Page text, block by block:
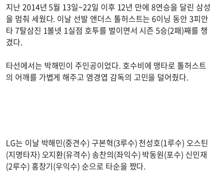
지난 2014년 5월 13일~22일 이후 12년 만에 8연승을 달린 삼성
을 멈춰 세웠다. 이날 선발 앤더스 톨허스트는 6이닝 동안 3피안
타 7탈삼진 1볼넷 1실점 호투를 벌이면서 시즌 5승(2패)째를 챙
겼다.
타선에서는 박해민이 주인공이었다. 호수비에 맹타로 톨허스트
의 어깨를 가볍게 해주고 염경엽 감독의 고민을 덜어줬다.
LG는 이날 박해민(중견수) 구본혁(3루수) 천성호(1루수) 오스틴
(지명타자) 오지환(유격수) 송찬의(좌익수) 박동원(포수) 신민재
(2루수) 홍창기(우익수) 순으로 타순을 짰다.